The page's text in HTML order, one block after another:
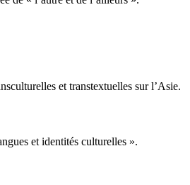
et transtextuelles sur l’Asie.
et identités culturelles ».